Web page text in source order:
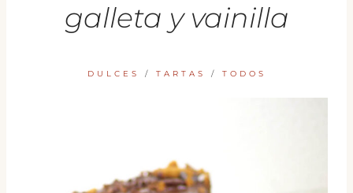
galleta y vainilla
DULCES / TARTAS / TODOS